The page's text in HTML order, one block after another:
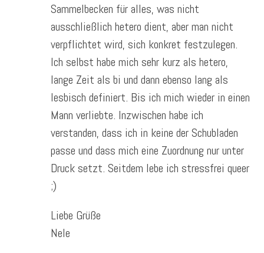
Sammelbecken für alles, was nicht
ausschließlich hetero dient, aber man nicht
verpflichtet wird, sich konkret festzulegen.
Ich selbst habe mich sehr kurz als hetero,
lange Zeit als bi und dann ebenso lang als
lesbisch definiert. Bis ich mich wieder in einen
Mann verliebte. Inzwischen habe ich
verstanden, dass ich in keine der Schubladen
passe und dass mich eine Zuordnung nur unter
Druck setzt. Seitdem lebe ich stressfrei queer
;)
Liebe Grüße
Nele